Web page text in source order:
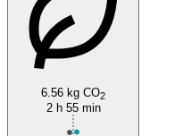
6.56 kg CO2
2 h 55 min